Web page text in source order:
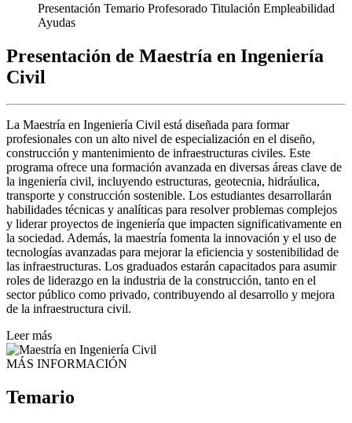
Presentación Temario Profesorado Titulación Empleabilidad
Ayudas
Presentación de Maestría en Ingeniería
Civil
La Maestría en Ingeniería Civil está diseñada para formar
profesionales con un alto nivel de especialización en el diseño,
construcción y mantenimiento de infraestructuras civiles. Este
programa ofrece una formación avanzada en diversas áreas clave de
la ingeniería civil, incluyendo estructuras, geotecnia, hidráulica,
transporte y construcción sostenible. Los estudiantes desarrollarán
habilidades técnicas y analíticas para resolver problemas complejos
y liderar proyectos de ingeniería que impacten significativamente en
la sociedad. Además, la maestría fomenta la innovación y el uso de
tecnologías avanzadas para mejorar la eficiencia y sostenibilidad de
las infraestructuras. Los graduados estarán capacitados para asumir
roles de liderazgo en la industria de la construcción, tanto en el
sector público como privado, contribuyendo al desarrollo y mejora
de la infraestructura civil.
Leer más
MÁS INFORMACIÓN
Temario